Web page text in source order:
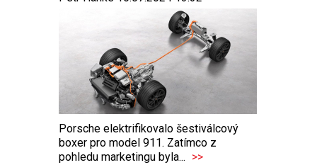
Porsche elektrifikovalo šestiválcový
boxer pro model 911. Zatímco z
pohledu marketingu byla... >>